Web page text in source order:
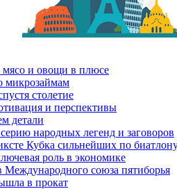
мясо и овощи в плюсе
микрозаймам
столетие
и перспективы
детали
народных легенд и заговоров
Кубка сильнейших по
роль в экономике
Международного союза пятиборья
в прокат